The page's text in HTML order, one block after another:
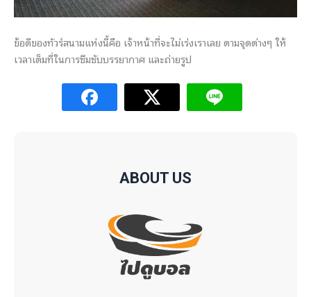
ข้อดีของทัวร์สนามแห่งนี้คือ เจ้าหน้าที่จะไม่เร่งเราเลย ตามจุดต่างๆ ให้
เวลาเต็มที่ในการซึมซับบรรยากาศ และถ่ายรูป
ABOUT US